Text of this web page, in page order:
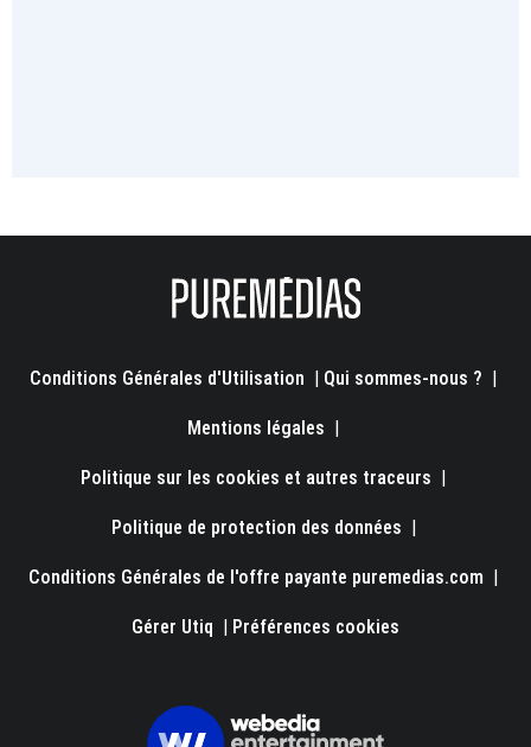
Conditions Générales d'Utilisation | Qui sommes-nous ? |
Mentions légales |
Politique sur les cookies et autres traceurs |
Politique de protection des données |
Conditions Générales de l'offre payante puremedias.com |
Gérer Utiq | Préférences cookies